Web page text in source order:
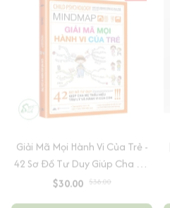
42 Sơ Đồ Tư Duy Giúp Cha Mẹ
Thấu Hiểu Tâm Lý Và Hành Vi
Của Con
$38.00